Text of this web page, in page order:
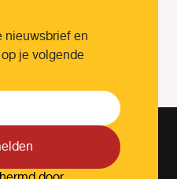
nieuwsbrief en
je volgende